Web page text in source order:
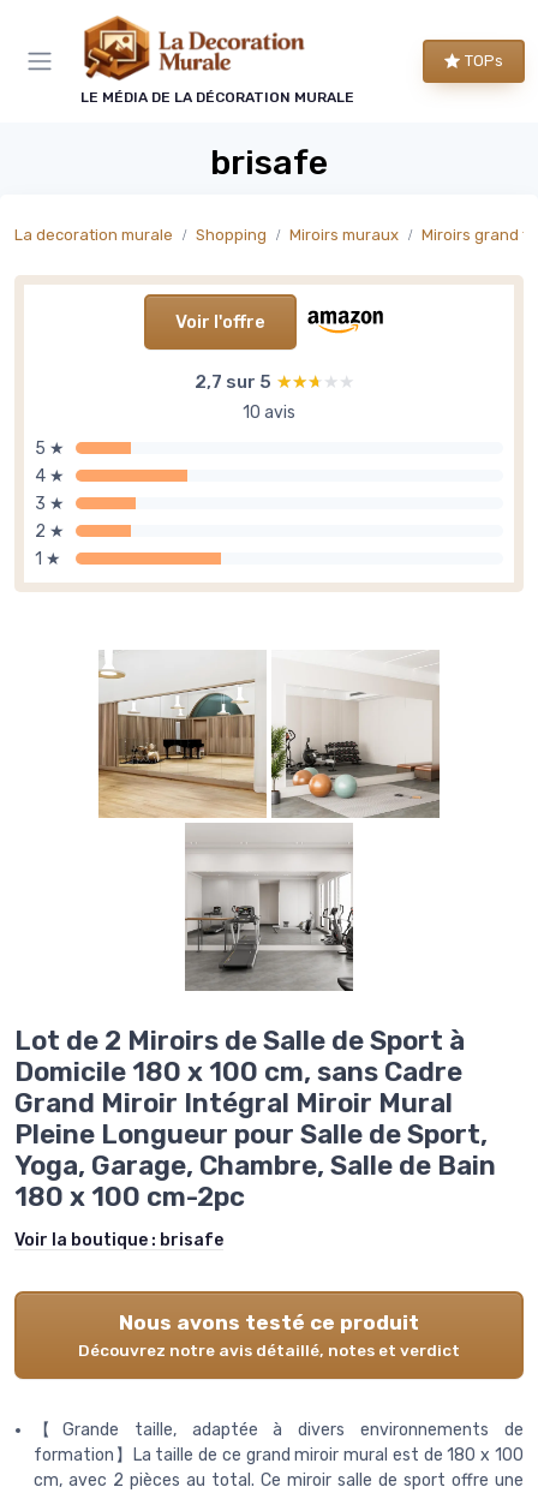
LE MÉDIA DE LA DÉCORATION MURALE
TOPs
brisafe
La decoration murale Shopping Miroirs muraux Miroirs grand
Voir l'offre
2,7 sur 5 ★★★★★
★★★★★
10 avis
5 ★
4 ★
3 ★
2 ★
1 ★
Lot de 2 Miroirs de Salle de Sport à
Domicile 180 x 100 cm, sans Cadre
Grand Miroir Intégral Miroir Mural
Pleine Longueur pour Salle de Sport,
Yoga, Garage, Chambre, Salle de Bain
180 x 100 cm-2pc
Voir la boutique : brisafe
Nous avons testé ce produit
Découvrez notre avis détaillé, notes et verdict
【Grande taille, adaptée à divers environnements de
formation】La taille de ce grand miroir mural est de 180 x 100
cm, avec 2 pièces au total. Ce miroir salle de sport offre une
Panneau de gestion des cookies